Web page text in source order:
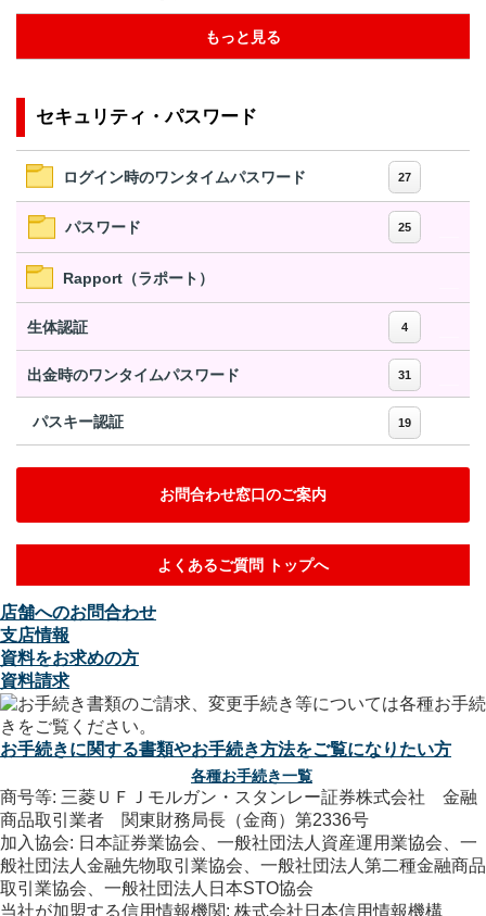
もっと見る
セキュリティ・パスワード
ログイン時のワンタイムパスワード 27
パスワード 25
Rapport（ラポート）
生体認証 4
出金時のワンタイムパスワード 31
パスキー認証 19
お問合わせ窓口のご案内
よくあるご質問 トップへ
店舗へのお問合わせ
支店情報
資料をお求めの方
資料請求
お手続きに関する書類やお手続き方法をご覧になりたい方
各種お手続き一覧
商号等: 三菱ＵＦＪモルガン・スタンレー証券株式会社 金融
商品取引業者 関東財務局長（金商）第2336号
加入協会: 日本証券業協会、一般社団法人資産運用業協会、一
般社団法人金融先物取引業協会、一般社団法人第二種金融商品
取引業協会、一般社団法人日本STO協会
当社が加盟する信用情報機関: 株式会社日本信用情報機構